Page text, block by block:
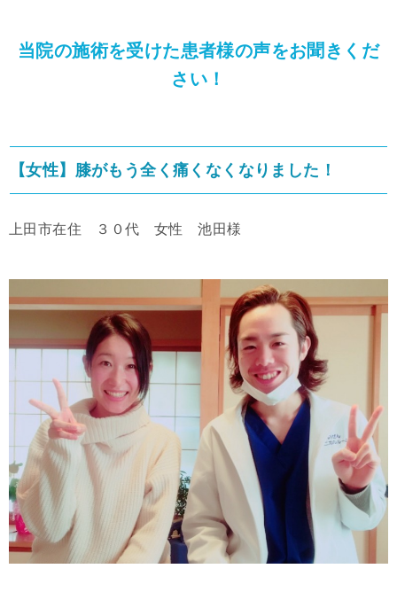
当院の施術を受けた患者様の声をお聞きくだ
さい！
【女性】膝がもう全く痛くなくなりました！
上田市在住 ３０代 女性 池田様